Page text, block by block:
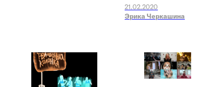
21.02.2020
Эрика Черкашина